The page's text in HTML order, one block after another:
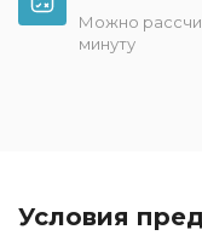
Можно
минуту
Условия